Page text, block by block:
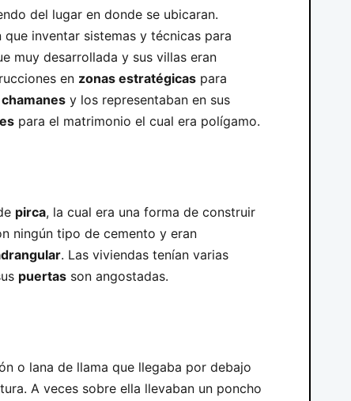
del lugar en donde se ubicaran.
inventar sistemas y técnicas para
muy desarrollada y sus villas eran
en zonas estratégicas para
chamanes y los representaban en sus
para el matrimonio el cual era polígamo.
pirca, la cual era una forma de construir
ningún tipo de cemento y eran
. Las viviendas tenían varias
puertas son angostadas.
o lana de llama que llegaba por debajo
A veces sobre ella llevaban un poncho